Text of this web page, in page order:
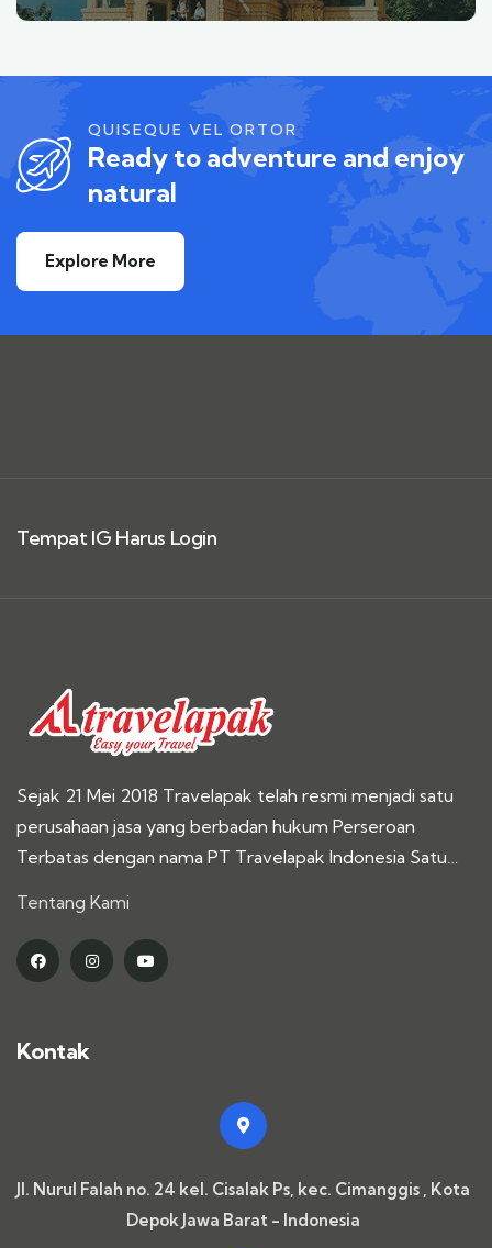
QUISEQUE VEL ORTOR
Ready to adventure and enjoy
natural
Explore More
Tempat IG Harus Login
Sejak 21 Mei 2018 Travelapak telah resmi menjadi satu
perusahaan jasa yang berbadan hukum Perseroan
Terbatas dengan nama PT Travelapak Indonesia Satu…
Tentang Kami
Kontak
Jl. Nurul Falah no. 24 kel. Cisalak Ps, kec. Cimanggis , Kota
Depok Jawa Barat - Indonesia